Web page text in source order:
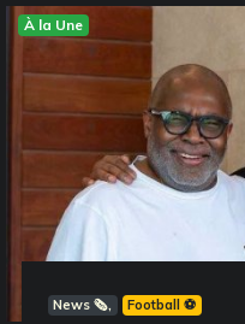
À la Une
News 🗞️ Football ⚽️